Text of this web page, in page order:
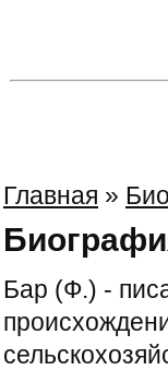
Главная »
Бар (Ф.) -